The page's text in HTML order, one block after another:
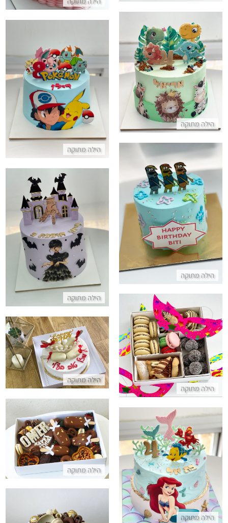
הילה מתוקה
עוגת חיות מעוצבת לבן עם דינוזאורים אריה וגירפה
התקשר/י
הילה מתוקה
עוגת יום הולדת פוקימון פרווה
התקשר/י
הילה מתוקה
עוגת בנטו מיני קייק בוב ספוג
התקשר/י
הילה מתוקה
עוגה מעוצבת וונסדיי ניתן גם
התקשר/י
הילה מתוקה
מארז להזמנה לפורים
התקשר/י
הילה מתוקה
עוגת מוס רפאלו מעוצבת עם
התקשר/י
הילה מתוקה
מארז קינוחים שוקולדי ענק
התקשר/י
הילה מתוקה
עוגת יום הולדת בת הים הקטנה
התקשר/י